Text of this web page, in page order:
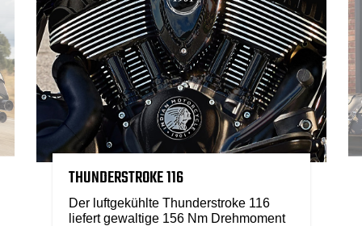
THUNDERSTROKE 116
Der luftgekühlte Thunderstroke 116
liefert gewaltige 156 Nm Drehmoment